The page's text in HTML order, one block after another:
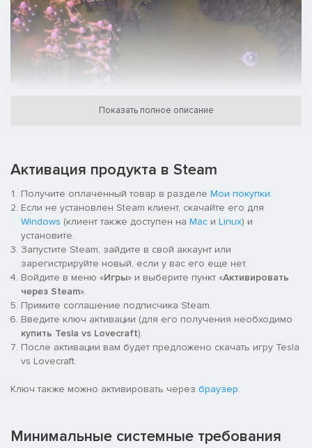
– Крушите чудовищ верхом на боевом роботе!
чудеса науки, такие как Рентгеновский клинок!
Показать полное описание
Активация продукта в Steam
Получите оплаченный товар в разделе Мои покупки.
Если не установлен Steam клиент, скачайте его для
Windows (клиент также доступен на Mac и Linux) и
установите.
Запустите Steam, зайдите в свой аккаунт или
зарегистрируйте новый, если у вас его еще нет.
Войдите в меню «Игры» и выберите пункт «Активировать
через Steam».
Примите соглашение подписчика Steam.
Введите ключ активации (для его получения необходимо
купить Tesla vs Lovecraft).
После активации вам будет предложено скачать игру Tesla
vs Lovecraft.
Ключ также можно активировать через браузер.
Минимальные системные требования